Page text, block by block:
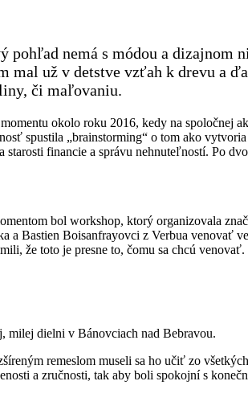
nemá s módou a dizajnom
mal už v detstve vzťah k drevu a
či maľovaniu.
okolo roku 2016, kedy na spoločnej
spustila „brainstorming“ o tom ako
financie a správu nehnuteľností. Po
bol workshop, ktorý organizovala
a Bastien Boisanfrayovci z Verbua venovať
že toto je presne to, čomu sa chcú
milej dielni v Bánovciach nad Bebravou.
remeslom museli sa ho učiť zo
a zručnosti, tak aby boli spokojní s